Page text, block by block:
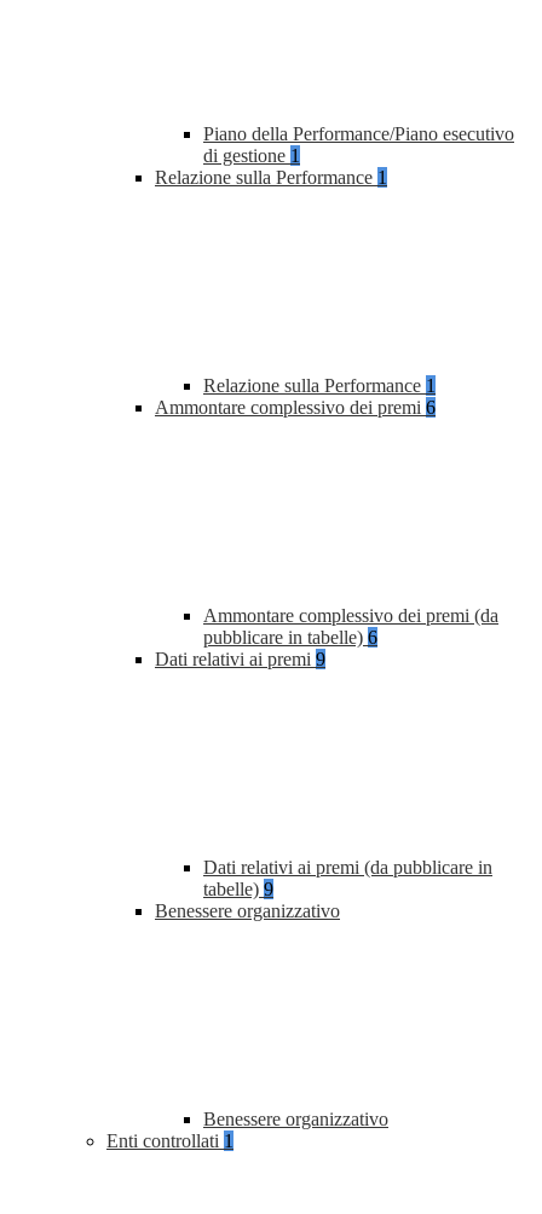
Piano della Performance/Piano esecutivo
di gestione 1
Relazione sulla Performance 1
Relazione sulla Performance 1
Ammontare complessivo dei premi 6
Ammontare complessivo dei premi (da
pubblicare in tabelle) 6
Dati relativi ai premi 9
Dati relativi ai premi (da pubblicare in
tabelle) 9
Benessere organizzativo
Benessere organizzativo
Enti controllati 1